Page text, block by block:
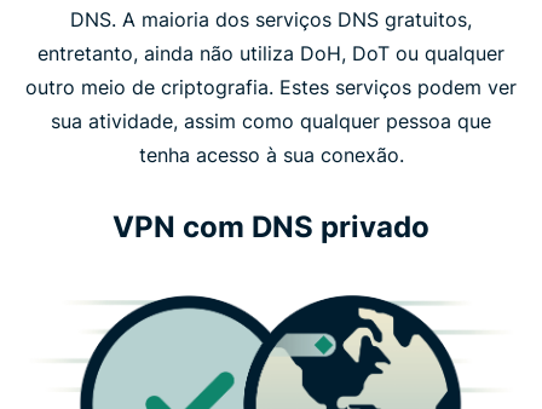
DNS. A maioria dos serviços DNS gratuitos,
entretanto, ainda não utiliza DoH, DoT ou qualquer
outro meio de criptografia. Estes serviços podem ver
sua atividade, assim como qualquer pessoa que
tenha acesso à sua conexão.
VPN com DNS privado